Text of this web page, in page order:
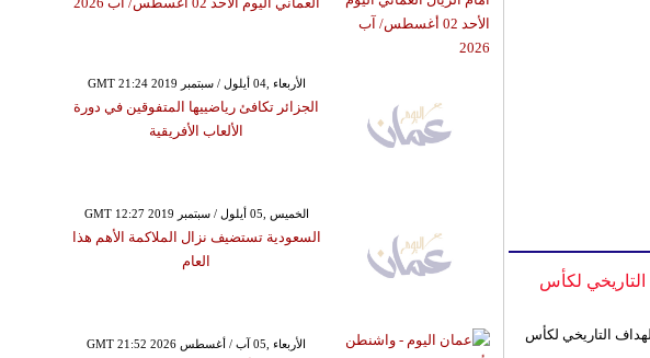
لكأس
GMT 21:24 2019 الأربعاء ,04 أيلول / سبتمبر
الجزائر تكافئ رياضييها المتفوقين في دورة
الألعاب الأفريقية
GMT 12:27 2019 الخميس ,05 أيلول / سبتمبر
السعودية تستضيف نزال الملاكمة الأهم هذا
العام
GMT 21:52 2026 الأربعاء ,05 آب / أغسطس